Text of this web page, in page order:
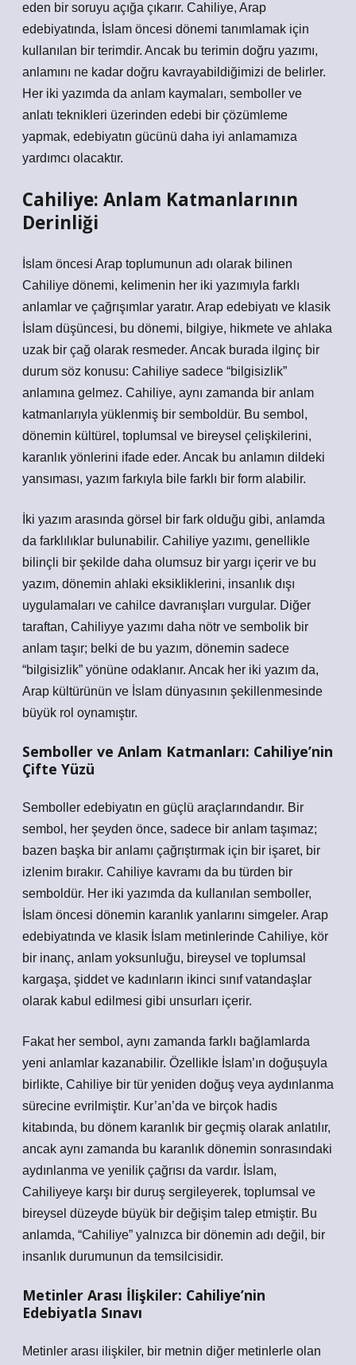
eden bir soruyu açığa çıkarır. Cahiliye, Arap
edebiyatında, İslam öncesi dönemi tanımlamak için
kullanılan bir terimdir. Ancak bu terimin doğru yazımı,
anlamını ne kadar doğru kavrayabildiğimizi de belirler.
Her iki yazımda da anlam kaymaları, semboller ve
anlatı teknikleri üzerinden edebi bir çözümleme
yapmak, edebiyatın gücünü daha iyi anlamamıza
yardımcı olacaktır.
Cahiliye: Anlam Katmanlarının
Derinliği
İslam öncesi Arap toplumunun adı olarak bilinen
Cahiliye dönemi, kelimenin her iki yazımıyla farklı
anlamlar ve çağrışımlar yaratır. Arap edebiyatı ve klasik
İslam düşüncesi, bu dönemi, bilgiye, hikmete ve ahlaka
uzak bir çağ olarak resmeder. Ancak burada ilginç bir
durum söz konusu: Cahiliye sadece “bilgisizlik”
anlamına gelmez. Cahiliye, aynı zamanda bir anlam
katmanlarıyla yüklenmiş bir semboldür. Bu sembol,
dönemin kültürel, toplumsal ve bireysel çelişkilerini,
karanlık yönlerini ifade eder. Ancak bu anlamın dildeki
yansıması, yazım farkıyla bile farklı bir form alabilir.
İki yazım arasında görsel bir fark olduğu gibi, anlamda
da farklılıklar bulunabilir. Cahiliye yazımı, genellikle
bilinçli bir şekilde daha olumsuz bir yargı içerir ve bu
yazım, dönemin ahlaki eksikliklerini, insanlık dışı
uygulamaları ve cahilce davranışları vurgular. Diğer
taraftan, Cahiliyye yazımı daha nötr ve sembolik bir
anlam taşır; belki de bu yazım, dönemin sadece
“bilgisizlik” yönüne odaklanır. Ancak her iki yazım da,
Arap kültürünün ve İslam dünyasının şekillenmesinde
büyük rol oynamıştır.
Semboller ve Anlam Katmanları: Cahiliye’nin
Çifte Yüzü
Semboller edebiyatın en güçlü araçlarındandır. Bir
sembol, her şeyden önce, sadece bir anlam taşımaz;
bazen başka bir anlamı çağrıştırmak için bir işaret, bir
izlenim bırakır. Cahiliye kavramı da bu türden bir
semboldür. Her iki yazımda da kullanılan semboller,
İslam öncesi dönemin karanlık yanlarını simgeler. Arap
edebiyatında ve klasik İslam metinlerinde Cahiliye, kör
bir inanç, anlam yoksunluğu, bireysel ve toplumsal
kargaşa, şiddet ve kadınların ikinci sınıf vatandaşlar
olarak kabul edilmesi gibi unsurları içerir.
Fakat her sembol, aynı zamanda farklı bağlamlarda
yeni anlamlar kazanabilir. Özellikle İslam’ın doğuşuyla
birlikte, Cahiliye bir tür yeniden doğuş veya aydınlanma
sürecine evrilmiştir. Kur’an’da ve birçok hadis
kitabında, bu dönem karanlık bir geçmiş olarak anlatılır,
ancak aynı zamanda bu karanlık dönemin sonrasındaki
aydınlanma ve yenilik çağrısı da vardır. İslam,
Cahiliyeye karşı bir duruş sergileyerek, toplumsal ve
bireysel düzeyde büyük bir değişim talep etmiştir. Bu
anlamda, “Cahiliye” yalnızca bir dönemin adı değil, bir
insanlık durumunun da temsilcisidir.
Metinler Arası İlişkiler: Cahiliye’nin
Edebiyatla Sınavı
Metinler arası ilişkiler, bir metnin diğer metinlerle olan